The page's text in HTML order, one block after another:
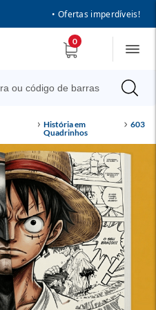
• Ofertas imperdíveis!
0
História em
Quadrinhos
603